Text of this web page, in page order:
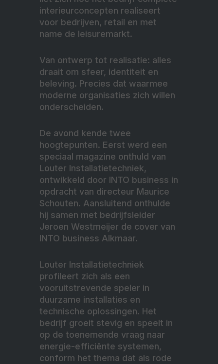
interieurconcepten realiseert
voor bedrijven, retail en met
name de leisuremarkt.
Van ontwerp tot realisatie: alles
draait om sfeer, identiteit en
beleving. Precies dat waarmee
moderne organisaties zich willen
onderscheiden.
De avond kende twee
hoogtepunten. Eerst werd een
speciaal magazine onthuld van
Louter Installatietechniek,
ontwikkeld door INTO business in
opdracht van directeur Maurice
Schouten. Aansluitend onthulde
hij samen met bedrijfsleider
Jeroen Westmeijer de cover van
INTO business Alkmaar.
Louter Installatietechniek
profileert zich als een
vooruitstrevende speler in
duurzame installaties en
technische oplossingen. Het
bedrijf groeit stevig en speelt in
op de toenemende vraag naar
energie-efficiënte systemen,
conform het thema dat als rode